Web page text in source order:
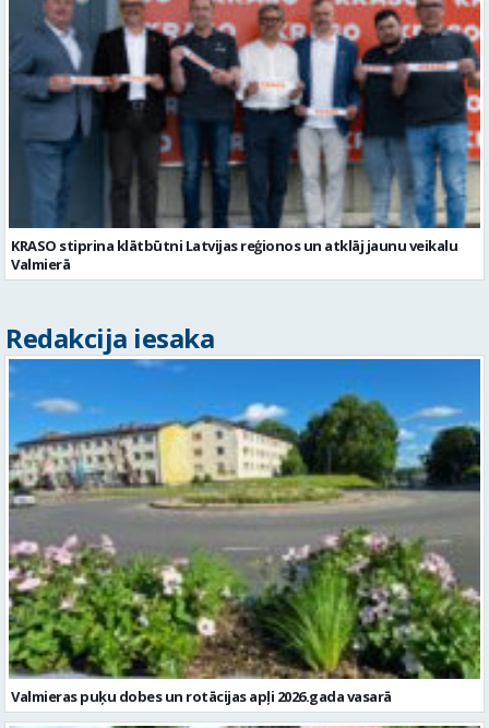
KRASO stiprina klātbūtni Latvijas reģionos un atklāj jaunu veikalu
Valmierā
Redakcija iesaka
Valmieras puķu dobes un rotācijas apļi 2026.gada vasarā